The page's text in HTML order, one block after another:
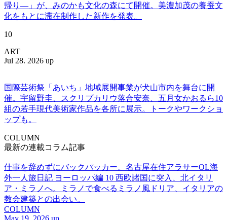
帰り―」が、みのかも文化の森にて開催。美濃加茂の養蚕文
化をもとに滞在制作した新作を発表。
10
ART
Jul 28. 2026 up
国際芸術祭「あいち」地域展開事業が犬山市内を舞台に開
催。宇留野圭、スクリプカリウ落合安奈、五月女かおるら10
組の若手現代美術家作品を各所に展示。トークやワークショ
ップも。
COLUMN
最新の連載コラム記事
仕事を辞めずにバックパッカー。名古屋在住アラサーOL海
外一人旅日記 ヨーロッパ編 10 西欧諸国に突入、北イタリ
ア・ミラノへ。ミラノで食べるミラノ風ドリア、イタリアの
教会建築との出会い。
COLUMN